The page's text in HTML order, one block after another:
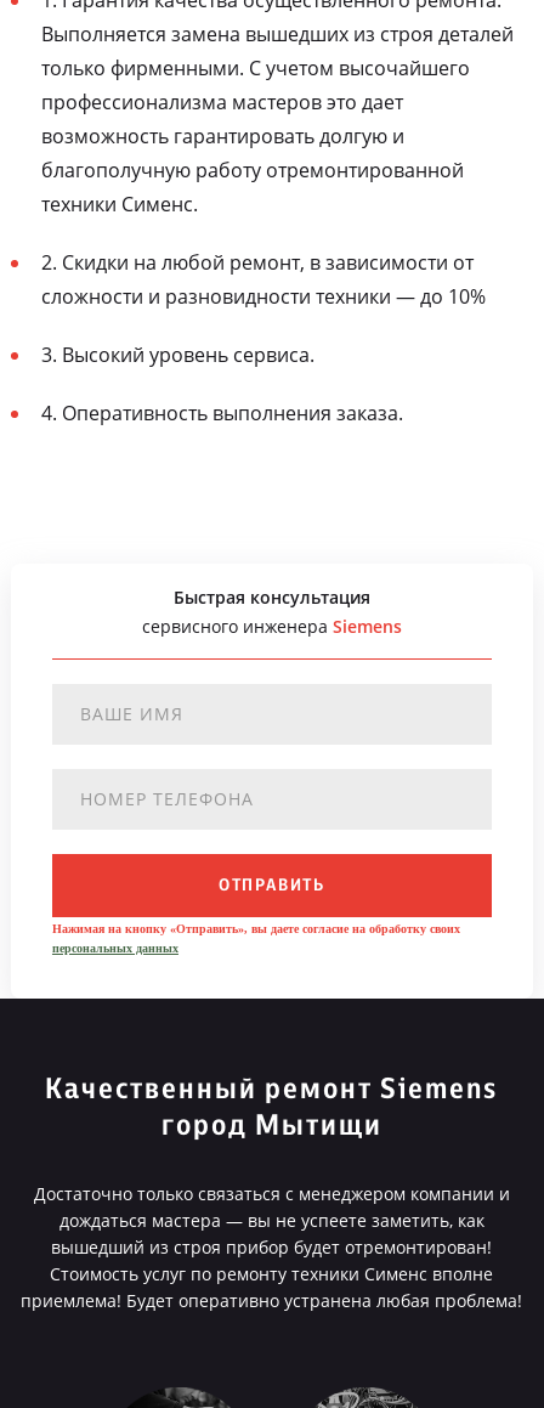
Выполняется замена вышедших из строя деталей
только фирменными. С учетом высочайшего
профессионализма мастеров это дает
возможность гарантировать долгую и
благополучную работу отремонтированной
техники Сименс.
2. Скидки на любой ремонт, в зависимости от
сложности и разновидности техники — до 10%
3. Высокий уровень сервиса.
4. Оперативность выполнения заказа.
Быстрая консультация
сервисного инженера Siemens
ОТПРАВИТЬ
Нажимая на кнопку «Отправить», вы даете согласие на обработку своих
персональных данных
Качественный ремонт Siemens
город Мытищи
Достаточно только связаться с менеджером компании и
дождаться мастера — вы не успеете заметить, как
вышедший из строя прибор будет отремонтирован!
Стоимость услуг по ремонту техники Сименс вполне
приемлема! Будет оперативно устранена любая проблема!